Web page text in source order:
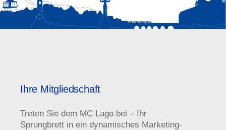
Ihre Mitgliedschaft
Treten Sie dem MC Lago bei – Ihr
Sprungbrett in ein dynamisches Marketing-